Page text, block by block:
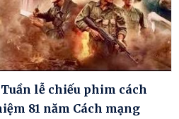
lễ chiếu phim cách
81 năm Cách mạng